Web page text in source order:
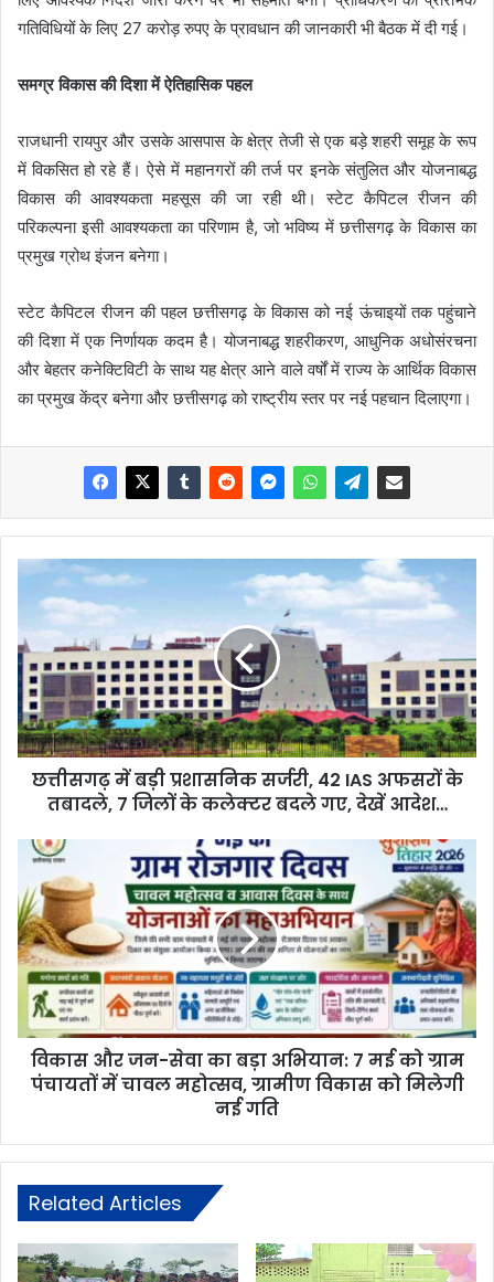
गतिविधियों के लिए 27 करोड़ रुपए के प्रावधान की जानकारी भी बैठक में दी गई।
समग्र विकास की दिशा में ऐतिहासिक पहल
राजधानी रायपुर और उसके आसपास के क्षेत्र तेजी से एक बड़े शहरी समूह के रूप
में विकसित हो रहे हैं। ऐसे में महानगरों की तर्ज पर इनके संतुलित और योजनाबद्ध
विकास की आवश्यकता महसूस की जा रही थी। स्टेट कैपिटल रीजन की
परिकल्पना इसी आवश्यकता का परिणाम है, जो भविष्य में छत्तीसगढ़ के विकास का
प्रमुख ग्रोथ इंजन बनेगा।
स्टेट कैपिटल रीजन की पहल छत्तीसगढ़ के विकास को नई ऊंचाइयों तक पहुंचाने
की दिशा में एक निर्णायक कदम है। योजनाबद्ध शहरीकरण, आधुनिक अधोसंरचना
और बेहतर कनेक्टिविटी के साथ यह क्षेत्र आने वाले वर्षों में राज्य के आर्थिक विकास
का प्रमुख केंद्र बनेगा और छत्तीसगढ़ को राष्ट्रीय स्तर पर नई पहचान दिलाएगा।
छत्तीसगढ़ में बड़ी प्रशासनिक सर्जरी, 42 IAS अफसरों के
तबादले, 7 जिलों के कलेक्टर बदले गए, देखें आदेश…
विकास और जन-सेवा का बड़ा अभियान: 7 मई को ग्राम
पंचायतों में चावल महोत्सव, ग्रामीण विकास को मिलेगी
नई गति
Related Articles